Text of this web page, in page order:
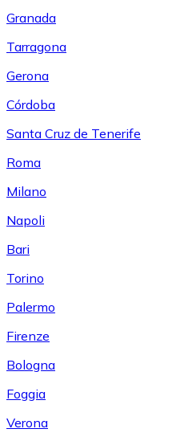
Granada
Tarragona
Gerona
Córdoba
Santa Cruz de Tenerife
Roma
Milano
Napoli
Bari
Torino
Palermo
Firenze
Bologna
Foggia
Verona